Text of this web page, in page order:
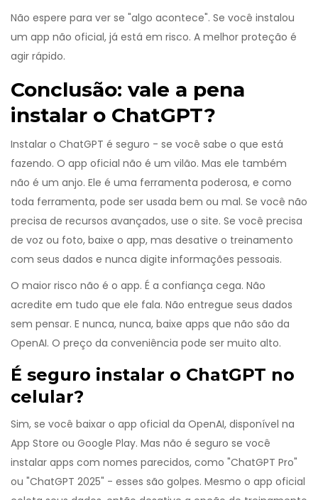
Não espere para ver se "algo acontece". Se você instalou
um app não oficial, já está em risco. A melhor proteção é
agir rápido.
Conclusão: vale a pena
instalar o ChatGPT?
Instalar o ChatGPT é seguro - se você sabe o que está
fazendo. O app oficial não é um vilão. Mas ele também
não é um anjo. Ele é uma ferramenta poderosa, e como
toda ferramenta, pode ser usada bem ou mal. Se você não
precisa de recursos avançados, use o site. Se você precisa
de voz ou foto, baixe o app, mas desative o treinamento
com seus dados e nunca digite informações pessoais.
O maior risco não é o app. É a confiança cega. Não
acredite em tudo que ele fala. Não entregue seus dados
sem pensar. E nunca, nunca, baixe apps que não são da
OpenAI. O preço da conveniência pode ser muito alto.
É seguro instalar o ChatGPT no
celular?
Sim, se você baixar o app oficial da OpenAI, disponível na
App Store ou Google Play. Mas não é seguro se você
instalar apps com nomes parecidos, como "ChatGPT Pro"
ou "ChatGPT 2025" - esses são golpes. Mesmo o app oficial